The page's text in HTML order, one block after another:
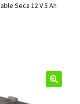
hijo
Seca 12 V 5 Ah